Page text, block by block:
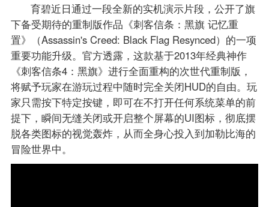
育碧近日通过一段全新的实机演示片段，公开了旗
下备受期待的重制版作品《刺客信条：黑旗 记忆重
置》（Assassin's Creed: Black Flag Resynced）的一项
重要功能升级。官方透露，这款基于2013年经典神作
《刺客信条4：黑旗》进行全面重构的次世代重制版，
将赋予玩家在游玩过程中随时完全关闭HUD的自由。玩
家只需按下特定按键，即可在不打开任何系统菜单的前
提下，瞬间无缝关闭或开启整个屏幕的UI图标，彻底摆
脱各类图标的视觉轰炸，从而全身心投入到加勒比海的
冒险世界中。